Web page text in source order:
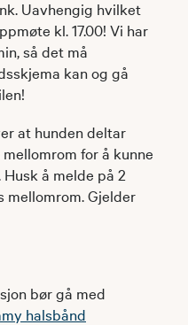
Uavhengig hvilket
kl. 17.00! Vi har
så det må
kan og gå
at hunden deltar
for å kunne
å melde på 2
mellomrom. Gjelder
bør gå med
halsbånd